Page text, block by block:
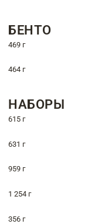
БЕНТО
469 г
464 г
НАБОРЫ
615 г
631 г
959 г
1 254 г
356 г